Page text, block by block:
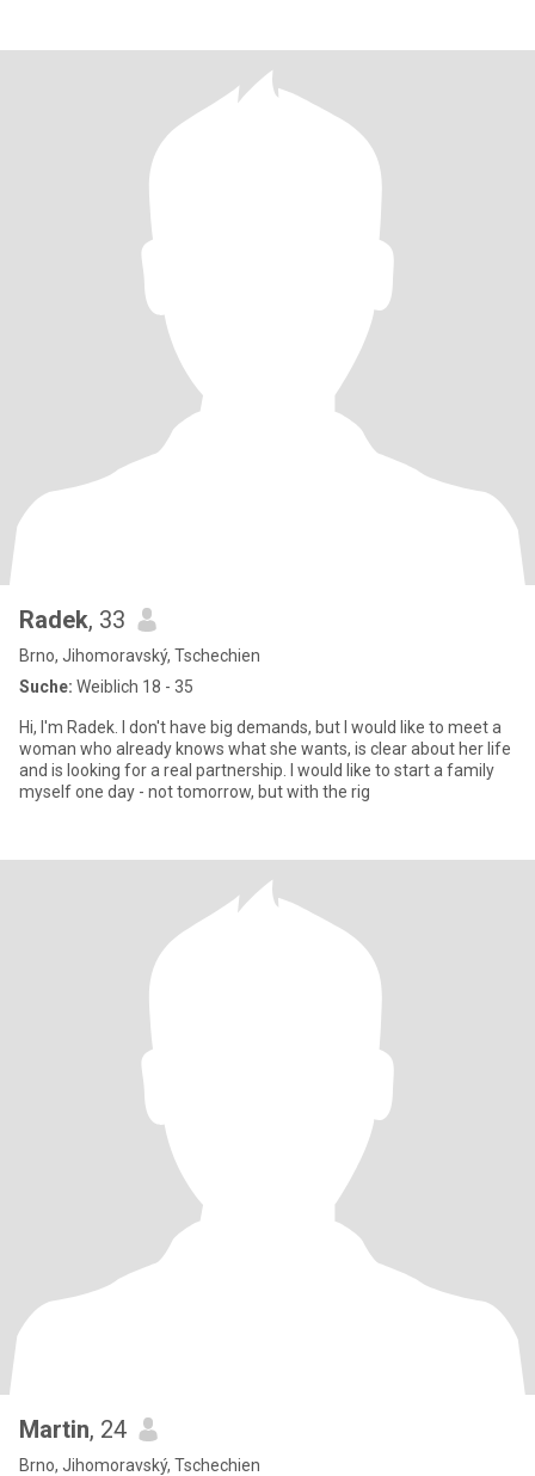
Radek, 33
Brno, Jihomoravský, Tschechien
Suche: Weiblich 18 - 35
Hi, I'm Radek. I don't have big demands, but I would like to meet a
woman who already knows what she wants, is clear about her life
and is looking for a real partnership. I would like to start a family
myself one day - not tomorrow, but with the rig
Martin, 24
Brno, Jihomoravský, Tschechien